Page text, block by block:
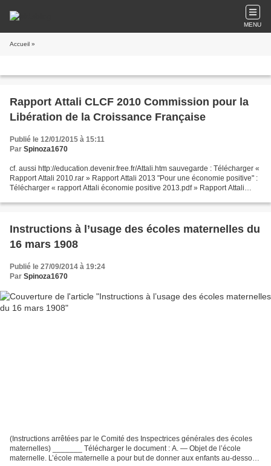
MENU
Accueil »
Rapport Attali CLCF 2010 Commission pour la
Libération de la Croissance Française
Publié le 12/01/2015 à 15:11
Par Spinoza1670
cf. aussi http://education.devenir.free.fr/Attali.htm sauvegarde : Télécharger «
Rapport Attali 2010.rar » Rapport Attali 2013 "Pour une économie positive" :
Télécharger « rapport Attali économie positive 2013.pdf » Rapport Attali
Instructions à l’usage des écoles maternelles du
16 mars 1908
Publié le 27/09/2014 à 19:24
Par Spinoza1670
(Instructions arrêtées par le Comité des Inspectrices générales des écoles
maternelles) _______ Télécharger le document : A. — Objet de l’école
maternelle. L’école maternelle a pour but de donner aux enfants au-dessous